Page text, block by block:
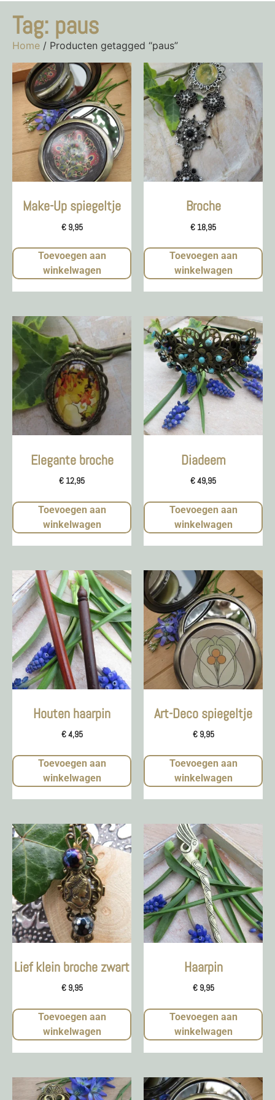
Tag: paus
Home / Producten getagged “paus”
Make-Up spiegeltje
€9,95
Toevoegen aan
winkelwagen
Broche
€ 18,95
Toevoegen aan
winkelwagen
Elegante broche
€ 12,95
Toevoegen aan
winkelwagen
Diadeem
€49,95
Toevoegen aan
winkelwagen
Houten haarpin
€4,95
Toevoegen aan
winkelwagen
Art-Deco spiegeltje
€9,95
Toevoegen aan
winkelwagen
Lief klein broche zwart
€9,95
Toevoegen aan
winkelwagen
Haarpin
€9,95
Toevoegen aan
winkelwagen